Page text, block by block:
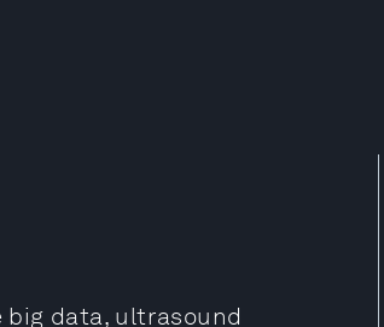
big data, ultrasound